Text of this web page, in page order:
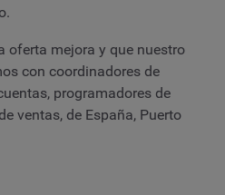
oferta mejora y que nuestro
con coordinadores de
programadores de
ventas, de España, Puerto